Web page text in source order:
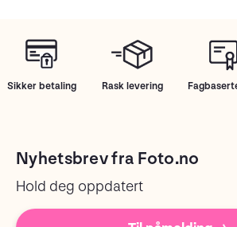
Sikker betaling Rask levering
Nyhetsbrev fra Foto.no
Hold deg oppdatert